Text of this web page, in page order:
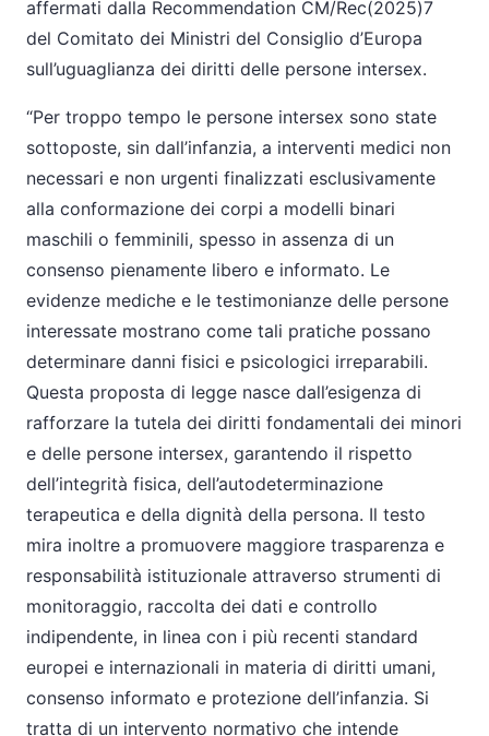
affermati dalla Recommendation CM/Rec(2025)7
del Comitato dei Ministri del Consiglio d’Europa
sull’uguaglianza dei diritti delle persone intersex.
“Per troppo tempo le persone intersex sono state
sottoposte, sin dall’infanzia, a interventi medici non
necessari e non urgenti finalizzati esclusivamente
alla conformazione dei corpi a modelli binari
maschili o femminili, spesso in assenza di un
consenso pienamente libero e informato. Le
evidenze mediche e le testimonianze delle persone
interessate mostrano come tali pratiche possano
determinare danni fisici e psicologici irreparabili.
Questa proposta di legge nasce dall’esigenza di
rafforzare la tutela dei diritti fondamentali dei minori
e delle persone intersex, garantendo il rispetto
dell’integrità fisica, dell’autodeterminazione
terapeutica e della dignità della persona. Il testo
mira inoltre a promuovere maggiore trasparenza e
responsabilità istituzionale attraverso strumenti di
monitoraggio, raccolta dei dati e controllo
indipendente, in linea con i più recenti standard
europei e internazionali in materia di diritti umani,
consenso informato e protezione dell’infanzia. Si
tratta di un intervento normativo che intende